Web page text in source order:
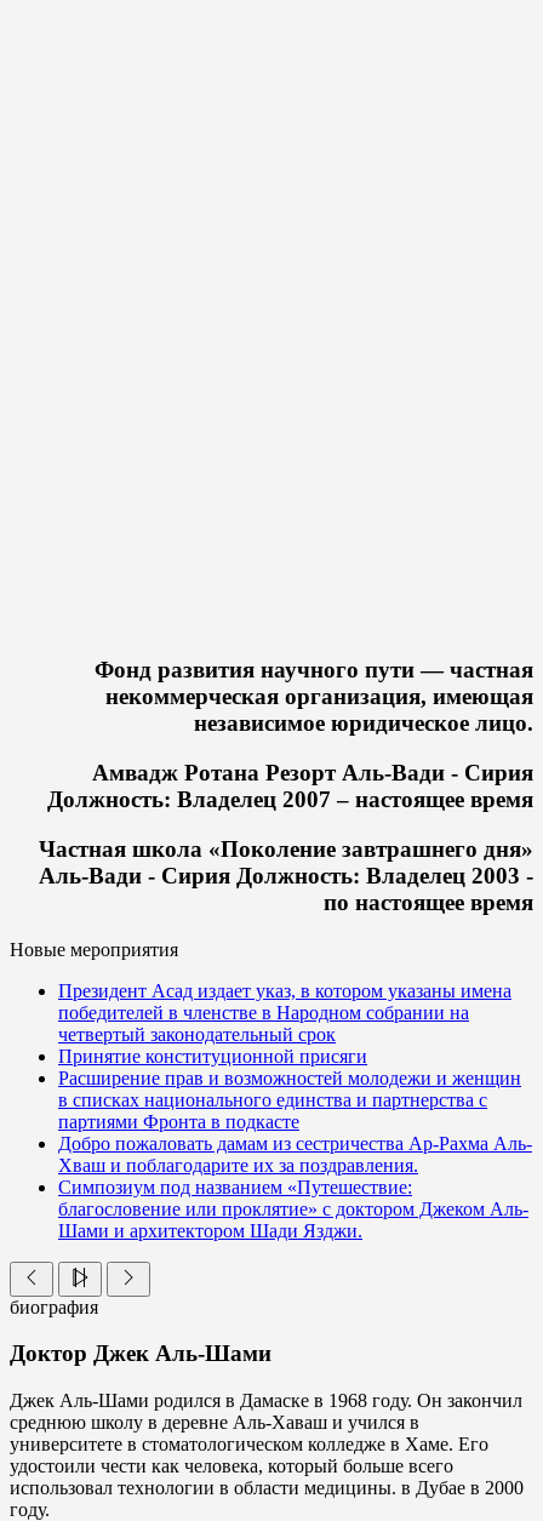
Фонд развития научного пути — частная
некоммерческая организация, имеющая
независимое юридическое лицо.
Амвадж Ротана Резорт Аль-Вади - Сирия
Должность: Владелец 2007 – настоящее время
Частная школа «Поколение завтрашнего дня»
Аль-Вади - Сирия Должность: Владелец 2003 -
по настоящее время
Новые мероприятия
Президент Асад издает указ, в котором указаны имена
победителей в членстве в Народном собрании на
четвертый законодательный срок
Принятие конституционной присяги
Расширение прав и возможностей молодежи и женщин
в списках национального единства и партнерства с
партиями Фронта в подкасте
Добро пожаловать дамам из сестричества Ар-Рахма Аль-
Хваш и поблагодарите их за поздравления.
Симпозиум под названием «Путешествие:
благословение или проклятие» с доктором Джеком Аль-
Шами и архитектором Шади Язджи.
биография
Доктор Джек Аль-Шами
Джек Аль-Шами родился в Дамаске в 1968 году. Он закончил
среднюю школу в деревне Аль-Хаваш и учился в
университете в стоматологическом колледже в Хаме. Его
удостоили чести как человека, который больше всего
использовал технологии в области медицины. в Дубае в 2000
году.